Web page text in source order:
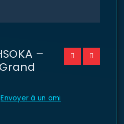
–
Envoyer à un ami